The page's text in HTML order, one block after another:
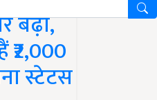
बढ़ा,
स्टेटस